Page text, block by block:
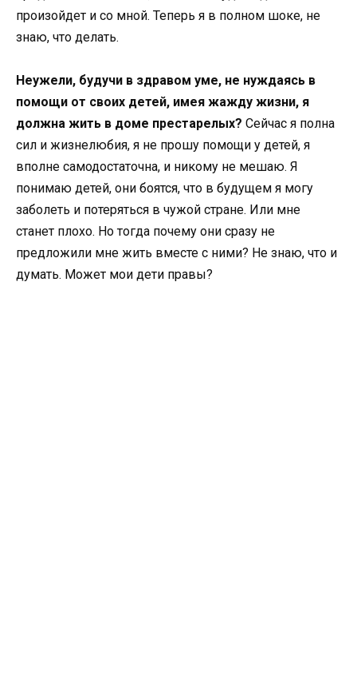
произойдет и со мной. Теперь я в полном шоке, не
знаю, что делать.
Неужели, будучи в здравом уме, не нуждаясь в
помощи от своих детей, имея жажду жизни, я
должна жить в доме престарелых? Сейчас я полна
сил и жизнелюбия, я не прошу помощи у детей, я
вполне самодостаточна, и никому не мешаю. Я
понимаю детей, они боятся, что в будущем я могу
заболеть и потеряться в чужой стране. Или мне
станет плохо. Но тогда почему они сразу не
предложили мне жить вместе с ними? Не знаю, что и
думать. Может мои дети правы?